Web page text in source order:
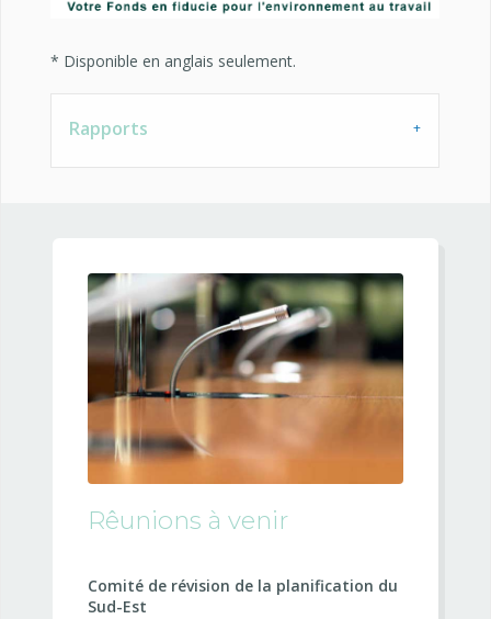
* Disponible en anglais seulement.
Rapports
Rêunions à venir
Comité de révision de la planification du
Sud-Est